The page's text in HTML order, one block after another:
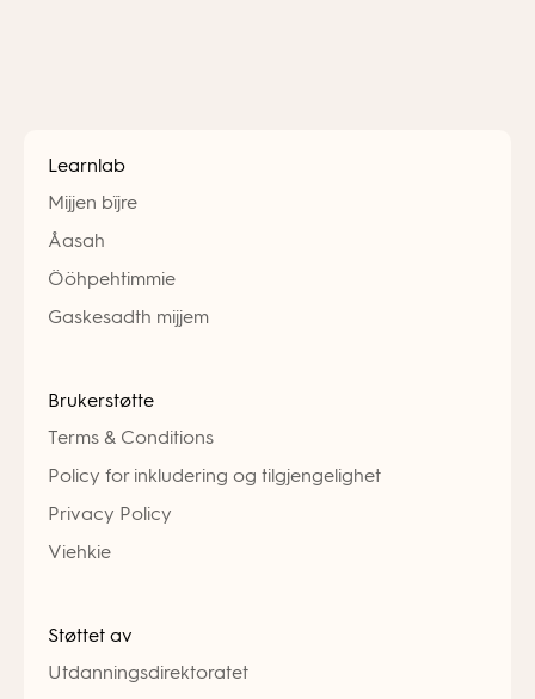
Learnlab
Mijjen bïjre
Åasah
Ööhpehtimmie
Gaskesadth mijjem
Brukerstøtte
Terms & Conditions
Policy for inkludering og tilgjengelighet
Privacy Policy
Viehkie
Støttet av
Utdanningsdirektoratet